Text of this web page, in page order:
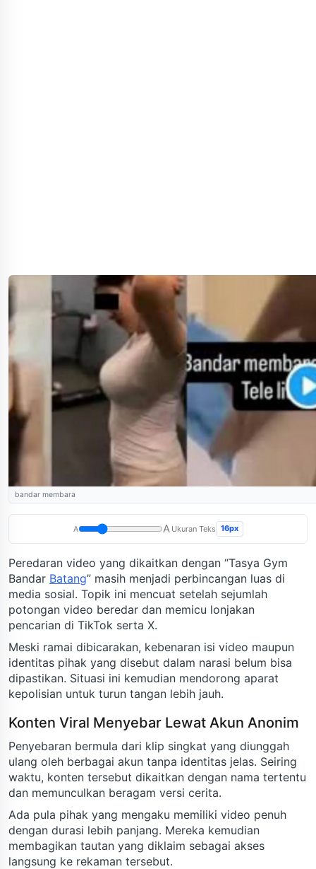
bandar membara
A A Ukuran Teks 16px
Peredaran video yang dikaitkan dengan “Tasya Gym
Bandar Batang” masih menjadi perbincangan luas di
media sosial. Topik ini mencuat setelah sejumlah
potongan video beredar dan memicu lonjakan
pencarian di TikTok serta X.
Meski ramai dibicarakan, kebenaran isi video maupun
identitas pihak yang disebut dalam narasi belum bisa
dipastikan. Situasi ini kemudian mendorong aparat
kepolisian untuk turun tangan lebih jauh.
Konten Viral Menyebar Lewat Akun Anonim
Penyebaran bermula dari klip singkat yang diunggah
ulang oleh berbagai akun tanpa identitas jelas. Seiring
waktu, konten tersebut dikaitkan dengan nama tertentu
dan memunculkan beragam versi cerita.
Ada pula pihak yang mengaku memiliki video penuh
dengan durasi lebih panjang. Mereka kemudian
membagikan tautan yang diklaim sebagai akses
langsung ke rekaman tersebut.